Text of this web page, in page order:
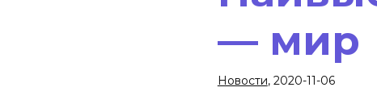
— мир
Новости, 2020-11-06